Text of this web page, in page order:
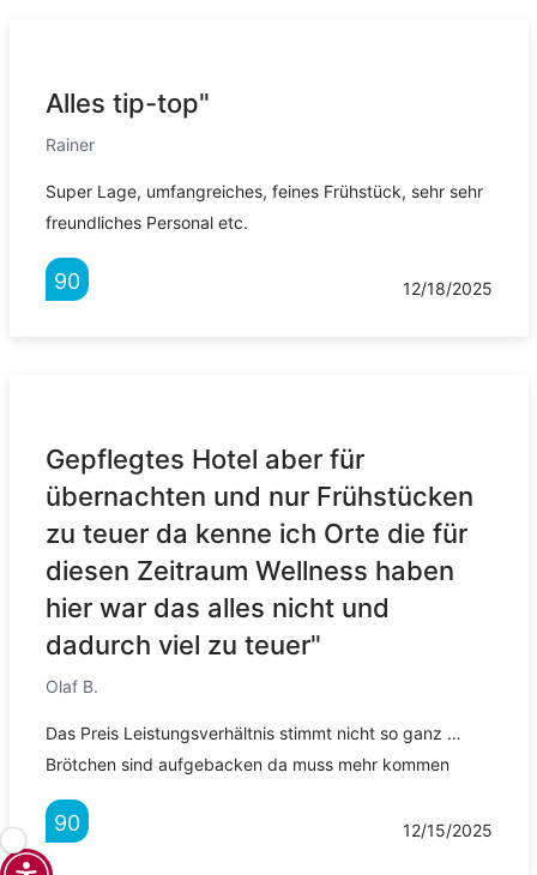
Alles tip-top"
Rainer
Super Lage, umfangreiches, feines Frühstück, sehr sehr
freundliches Personal etc.
90 12/18/2025
Gepflegtes Hotel aber für
übernachten und nur Frühstücken
zu teuer da kenne ich Orte die für
diesen Zeitraum Wellness haben
hier war das alles nicht und
dadurch viel zu teuer"
Olaf B.
Das Preis Leistungsverhältnis stimmt nicht so ganz …
Brötchen sind aufgebacken da muss mehr kommen
90 12/15/2025